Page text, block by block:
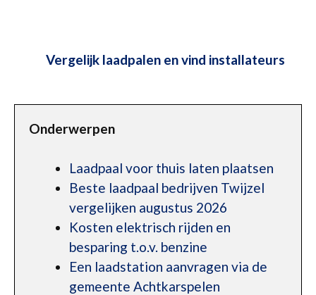
Vergelijk laadpalen en vind installateurs
Onderwerpen
Laadpaal voor thuis laten plaatsen
Beste laadpaal bedrijven Twijzel
vergelijken augustus 2026
Kosten elektrisch rijden en
besparing t.o.v. benzine
Een laadstation aanvragen via de
gemeente Achtkarspelen